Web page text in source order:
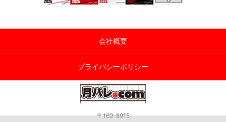
会社概要
プライバシーポリシー
〒169-8915